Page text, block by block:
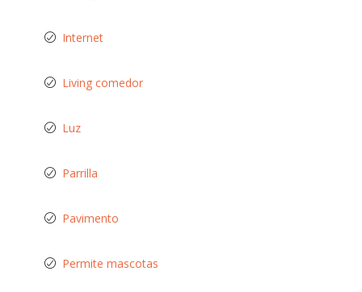
Internet
Living comedor
Luz
Parrilla
Pavimento
Permite mascotas